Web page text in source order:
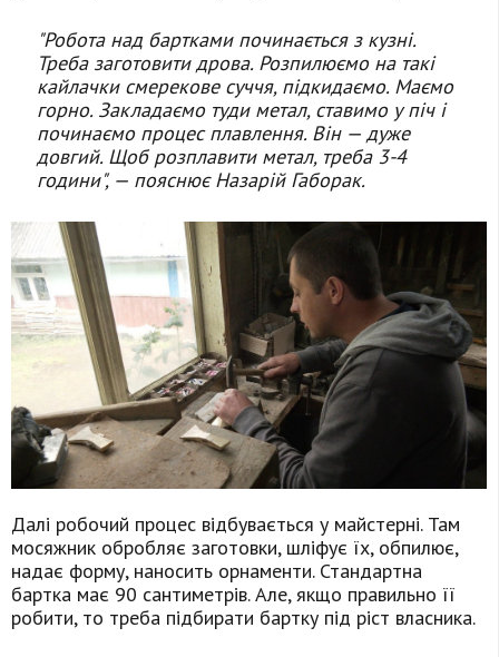
"Робота над бартками починається з кузні.
Треба заготовити дрова. Розпилюємо на такі
кайлачкисмерекове суччя, підкидаємо. Маємо
горно. Закладаємо туди метал, ставимо у піч і
починаємо процес плавлення. Він — дуже
довгий. Щоб розплавити метал, треба 3-4
години", — пояснює Назарій Габорак.
Далі робочий процес відбувається у майстерні. Там
мосяжник обробляє заготовки, шліфує їх, обпилює,
надає форму, наносить орнаменти. Стандартна
бартка має 90 сантиметрів. Але, якщо правильно її
робити, то треба підбирати бартку під ріст власника.